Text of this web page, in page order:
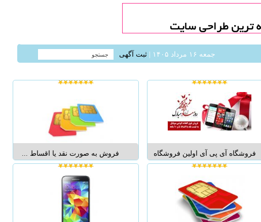
جمعه ۱۶ مرداد ۱۴۰۵ | ثبت آگهی
فروشگاه آی پی آی اولین فروشگاه
اینترنتی در ایران است که کالاهای خود
مینماید. جهت خرید کالا به وبسایت
www.ipistore.ir مراجعه نمایید....
فروش به صورت نقد یا اقساط ...